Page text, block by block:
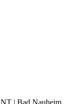
| Bad Nauheim